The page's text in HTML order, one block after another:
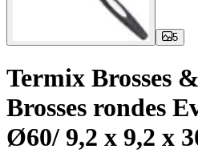
5
Termix Brosses
Brosses rondes
Ø60/ 9,2 x 9,2 x